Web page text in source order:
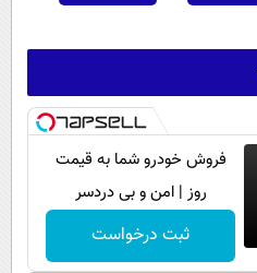
فروش خودرو شما به قیمت
روز | امن و بی دردسر
ثبت درخواست